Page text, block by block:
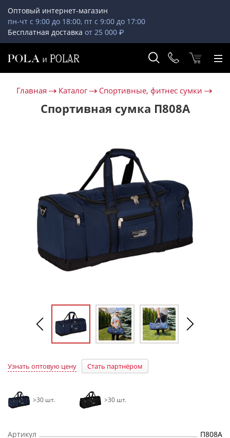
Оптовый интернет-магазин
пн-чт с 9:00 до 18:00, пт с 9:00 до 17:00
Бесплатная доставка от 25 000 ₽
Главная Каталог Спортивные, фитнес сумки
Спортивная сумка П808А
Узнать оптовую цену Стать партнёром
>30 шт. >30 шт.
Артикул
П808А